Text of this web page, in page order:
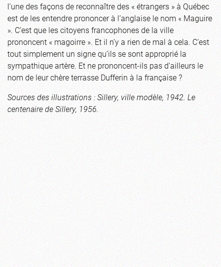
l’une des façons de reconnaître des « étrangers » à Québec
est de les entendre prononcer à l’anglaise le nom « Maguire
». C’est que les citoyens francophones de la ville
prononcent « magoirre ». Et il n’y a rien de mal à cela. C’est
tout simplement un signe qu’ils se sont approprié la
sympathique artère. Et ne prononcent-ils pas d’ailleurs le
nom de leur chère terrasse Dufferin à la française ?
Sources des illustrations : Sillery, ville modèle, 1942. Le
centenaire de Sillery, 1956.